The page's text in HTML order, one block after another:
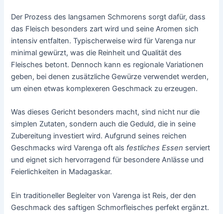
Der Prozess des langsamen Schmorens sorgt dafür, dass
das Fleisch besonders zart wird und seine Aromen sich
intensiv entfalten. Typischerweise wird für Varenga nur
minimal gewürzt, was die Reinheit und Qualität des
Fleisches betont. Dennoch kann es regionale Variationen
geben, bei denen zusätzliche Gewürze verwendet werden,
um einen etwas komplexeren Geschmack zu erzeugen.
Was dieses Gericht besonders macht, sind nicht nur die
simplen Zutaten, sondern auch die Geduld, die in seine
Zubereitung investiert wird. Aufgrund seines reichen
Geschmacks wird Varenga oft als festliches Essen serviert
und eignet sich hervorragend für besondere Anlässe und
Feierlichkeiten in Madagaskar.
Ein traditioneller Begleiter von Varenga ist Reis, der den
Geschmack des saftigen Schmorfleisches perfekt ergänzt.